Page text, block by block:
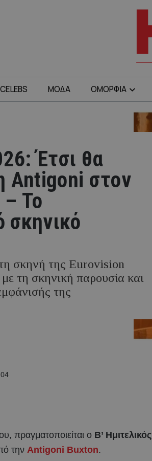
CELEBS ΜΟΔΑ ΟΜΟΡΦΙΑ
Έτσι θα
Antigoni στον
– Το
σκηνικό
σκηνή της Eurovision
τη σκηνική παρουσία και
της
πραγματοποιείται ο Β’ Ημιτελικός
την Antigoni Buxton.